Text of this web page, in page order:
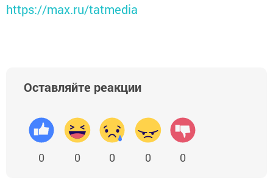
https://max.ru/tatmedia
Оставляйте реакции
0 0 0 0 0